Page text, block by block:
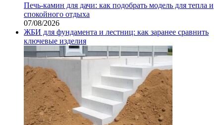
Печь-камин для дачи: как подобрать модель для тепла и
спокойного отдыха
07/08/2026
ЖБИ для фундамента и лестниц: как заранее сравнить
ключевые изделия